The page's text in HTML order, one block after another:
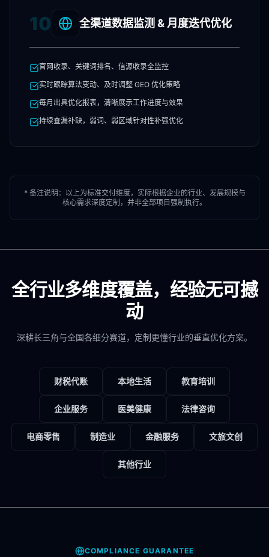
10 全渠道数据监测 & 月度迭代优化
官网收录、关键词排名、信源收录全监控
实时跟踪算法变动、及时调整 GEO 优化策略
每月出具优化报表，清晰展示工作进度与效果
持续查漏补缺，弱词、弱区域针对性补强优化
* 备注说明：以上为标准交付维度，实际根据企业的行业、发展规模与
核心需求深度定制，并非全部项目强制执行。
全行业多维度覆盖，经验无可撼
动
深耕长三角与全国各细分赛道，定制更懂行业的垂直优化方案。
财税代账 本地生活 教育培训
企业服务 医美健康 法律咨询
电商零售 制造业 金融服务 文旅文创
其他行业
COMPLIANCE GUARANTEE